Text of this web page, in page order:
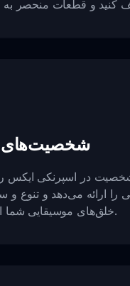
شخصیت‌های
در اسپرنکی ایکس
را ارائه می‌دهد و تنوع و
خلق‌های موسیقایی شما اضافه می‌کند.